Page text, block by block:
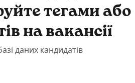
тегами або
на вакансії
даних кандидатів